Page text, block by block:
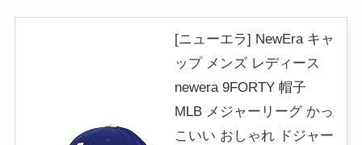
[ニューエラ] NewEra キャ
ップ メンズ レディース
newera 9FORTY 帽子
MLB メジャーリーグ かっ
こいい おしゃれ ドジャー